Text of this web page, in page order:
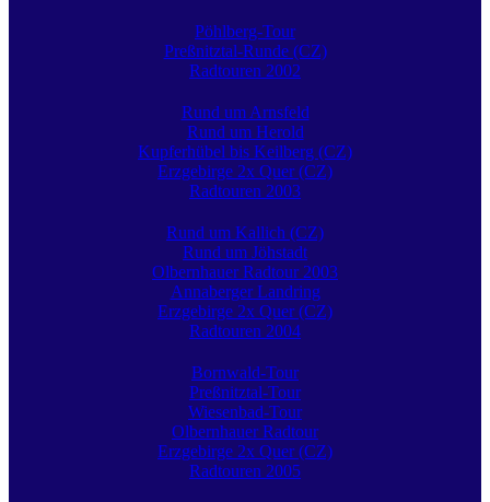
Pöhlberg-Tour
Preßnitztal-Runde (CZ)
Radtouren 2002
Rund um Arnsfeld
Rund um Herold
Kupferhübel bis Keilberg (CZ)
Erzgebirge 2x Quer (CZ)
Radtouren 2003
Rund um Kallich (CZ)
Rund um Jöhstadt
Olbernhauer Radtour 2003
Annaberger Landring
Erzgebirge 2x Quer (CZ)
Radtouren 2004
Bornwald-Tour
Preßnitztal-Tour
Wiesenbad-Tour
Olbernhauer Radtour
Erzgebirge 2x Quer (CZ)
Radtouren 2005